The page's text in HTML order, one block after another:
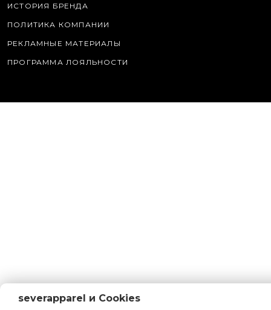
ИСТОРИЯ БРЕНДА
ПОЛИТИКА КОМПАНИИ
РЕКЛАМНЫЕ МАТЕРИАЛЫ
ПРОГРАММА ЛОЯЛЬНОСТИ
severapparel и Cookies